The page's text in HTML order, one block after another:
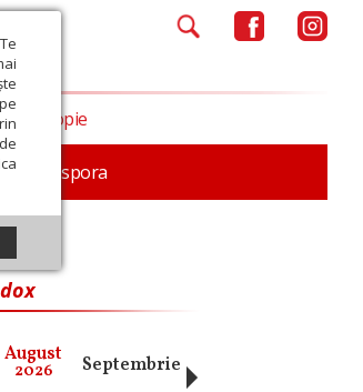
Diaspora
Filantropie
August
2026 Septembrie Octombrie